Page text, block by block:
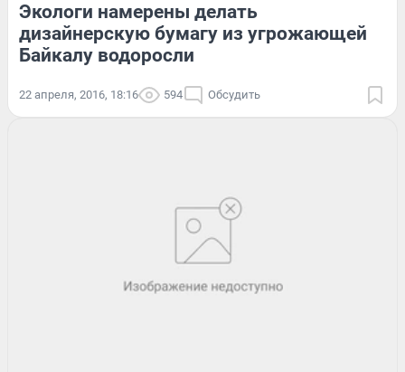
Экологи намерены делать
дизайнерскую бумагу из угрожающей
Байкалу водоросли
22 апреля, 2016, 18:16 594 Обсудить